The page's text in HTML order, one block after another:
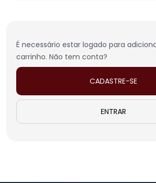
É necessário estar logado para
carrinho. Não tem conta?
CADASTRE-SE
ENTRAR